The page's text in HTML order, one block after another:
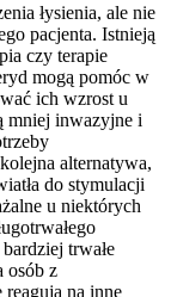
łysienia, ale nie
pacjenta. Istnieją
czy terapie
mogą pomóc w
ich wzrost u
mniej inwazyjne i
alternatywa,
do stymulacji
u niektórych
trwałe
osób z
na inne